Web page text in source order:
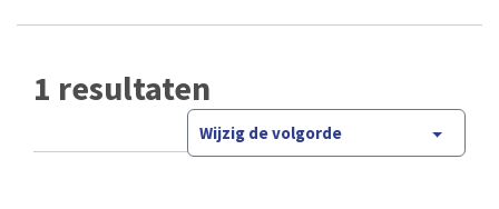
1 resultaten
Wijzig de volgorde